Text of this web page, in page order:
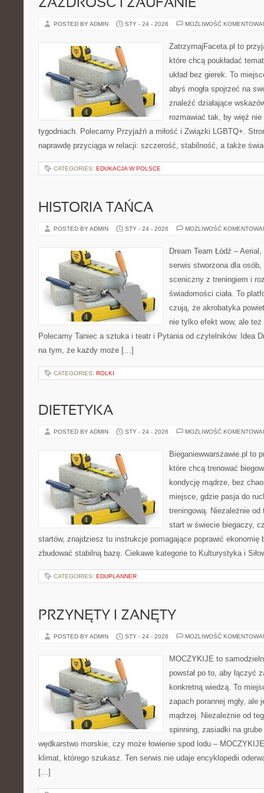
ZAZDROŚĆ I ZAUFANIE
POSTED BY ADMIN STY - 24 - 2026 MOŻLIWOŚĆ
ZatrzymajFaceta.pl to
które chcą poukładać
układ bez gierek. To
abyś mogła spojrzeć na
znaleźć działające
rozmawiać tak, by więź nie
tygodniach. Polecamy Przyjaźń a miłość i Związki LGBTQ+.
naprawdę przyciąga w relacji: szczerość, stabilność, a także
CATEGORIES: EDUKACJA W POLSCE
HISTORIA TAŃCA
POSTED BY ADMIN STY - 24 - 2026 MOŻLIWOŚĆ
Dream Team Łódź –
serwis stworzona dla
sceniczny z treningiem i
świadomości ciała. To
czują, że akrobatyka
nie tylko efekt wow, ale
Polecamy Taniec a sztuka i teatr i Pytania od czytelników. Idea
na tym, że każdy może […]
CATEGORIES: ROLKI
DIETETYKA
POSTED BY ADMIN STY - 24 - 2026 MOŻLIWOŚĆ
Bieganiewwarszawie.pl to
które chcą trenować
kondycję mądrze, bez
miejsce, gdzie pasja do
treningową. Niezależnie
start w świecie biegaczy,
startów, znajdziesz tu instrukcje pomagające poprawić ekonomię
zbudować stabilną bazę. Ciekawe kategorie to Kulturystyka i
CATEGORIES: EDUPLANNER
PRZYNĘTY I ZANĘTY
POSTED BY ADMIN STY - 24 - 2026 MOŻLIWOŚĆ
MOCZYKIJE to
powstał po to, aby łączyć
konkretną wiedzą. To
zapach porannej mgły, ale
mądrzej. Niezależnie od
spinning, zasiadki na
wędkarstwo morskie, czy może łowienie spod lodu –
klimat, którego szukasz. Ten serwis nie udaje encyklopedii
[…]